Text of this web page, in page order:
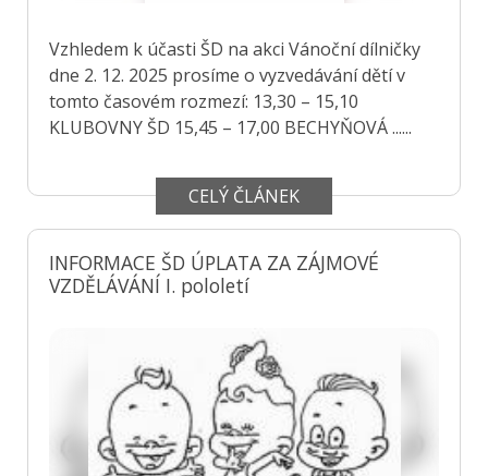
Vzhledem k účasti ŠD na akci Vánoční dílničky
dne 2. 12. 2025 prosíme o vyzvedávání dětí v
tomto časovém rozmezí: 13,30 – 15,10
KLUBOVNY ŠD 15,45 – 17,00 BECHYŇOVÁ ......
CELÝ ČLÁNEK
INFORMACE ŠD ÚPLATA ZA ZÁJMOVÉ
VZDĚLÁVÁNÍ I. pololetí